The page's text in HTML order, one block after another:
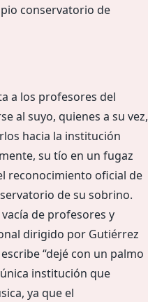
conservatorio de
a los profesores del
al suyo, quienes a su vez,
hacia la institución
su tío en un fugaz
reconocimiento oficial de
de su sobrino.
de profesores y
dirigido por Gutiérrez
“dejé con un palmo
institución que
ya que el